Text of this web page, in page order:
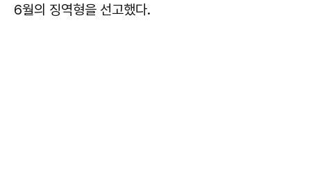
6월의 징역형을 선고했다.